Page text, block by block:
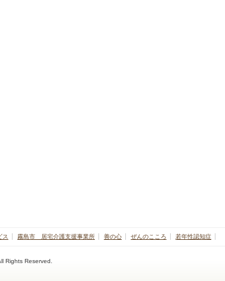
霧島市 居宅介護支援事業所 善の心 ぜんのこころ 若年性認知症
Rights Reserved.